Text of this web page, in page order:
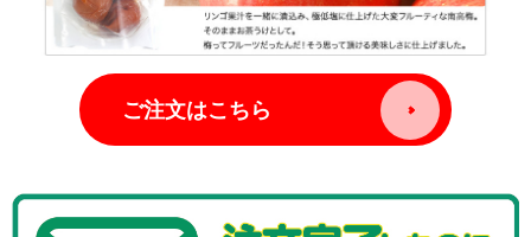
ご注文はこちら